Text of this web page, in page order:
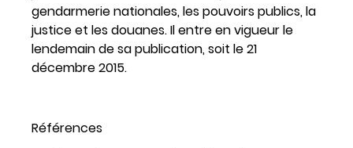
gendarmerie nationales, les pouvoirs publics, la
justice et les douanes. Il entre en vigueur le
lendemain de sa publication, soit le 21
décembre 2015.
Références